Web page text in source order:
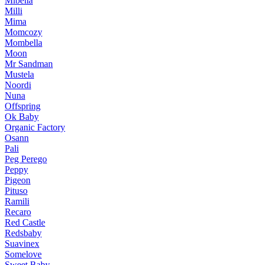
Milli
Mima
Momcozy
Mombella
Moon
Mr Sandman
Mustela
Noordi
Nuna
Offspring
Ok Baby
Organic Factory
Osann
Pali
Peg Perego
Peppy
Pigeon
Pituso
Ramili
Recaro
Red Castle
Redsbaby
Suavinex
Somelove